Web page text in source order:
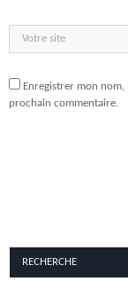
Enregistrer mon
prochain commentaire.
RECHERCHE